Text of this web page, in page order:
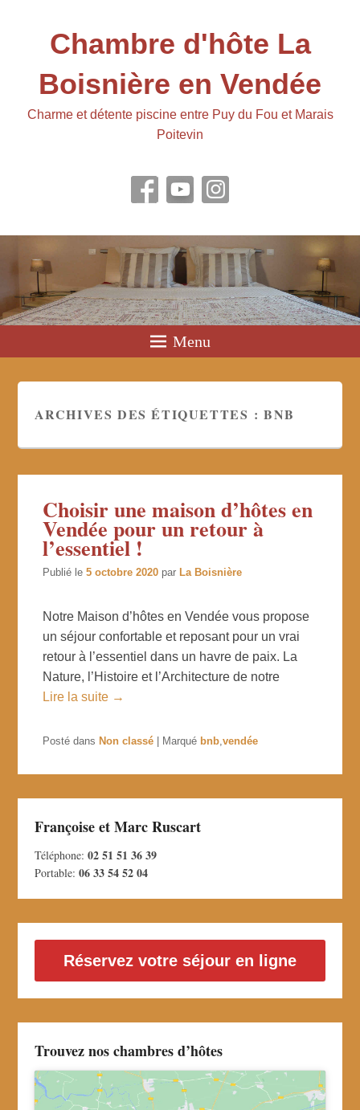
Chambre d'hôte La
Boisnière en Vendée
Charme et détente piscine entre Puy du Fou et Marais
Poitevin
Menu
ARCHIVES DES ÉTIQUETTES :BNB
Choisir une maison d’hôtes en
Vendée pour un retour à
l’essentiel !
Publié le5 octobre 2020 par La Boisnière
Notre Maison d’hôtes en Vendée vous propose
un séjour confortable et reposant pour un vrai
retour à l’essentiel dans un havre de paix. La
Nature, l’Histoire et l’Architecture de notre
Lire la suite →
Posté dans Non classé Marqué bnb ,vendée
Françoise et Marc Ruscart
Téléphone:02 51 51 36 39
Portable:06 33 54 52 04
Réservez votre séjour en ligne
Trouvez nos chambres d’hôtes